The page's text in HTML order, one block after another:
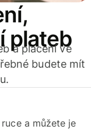
plateb
a placení ve
budete mít
a můžete je